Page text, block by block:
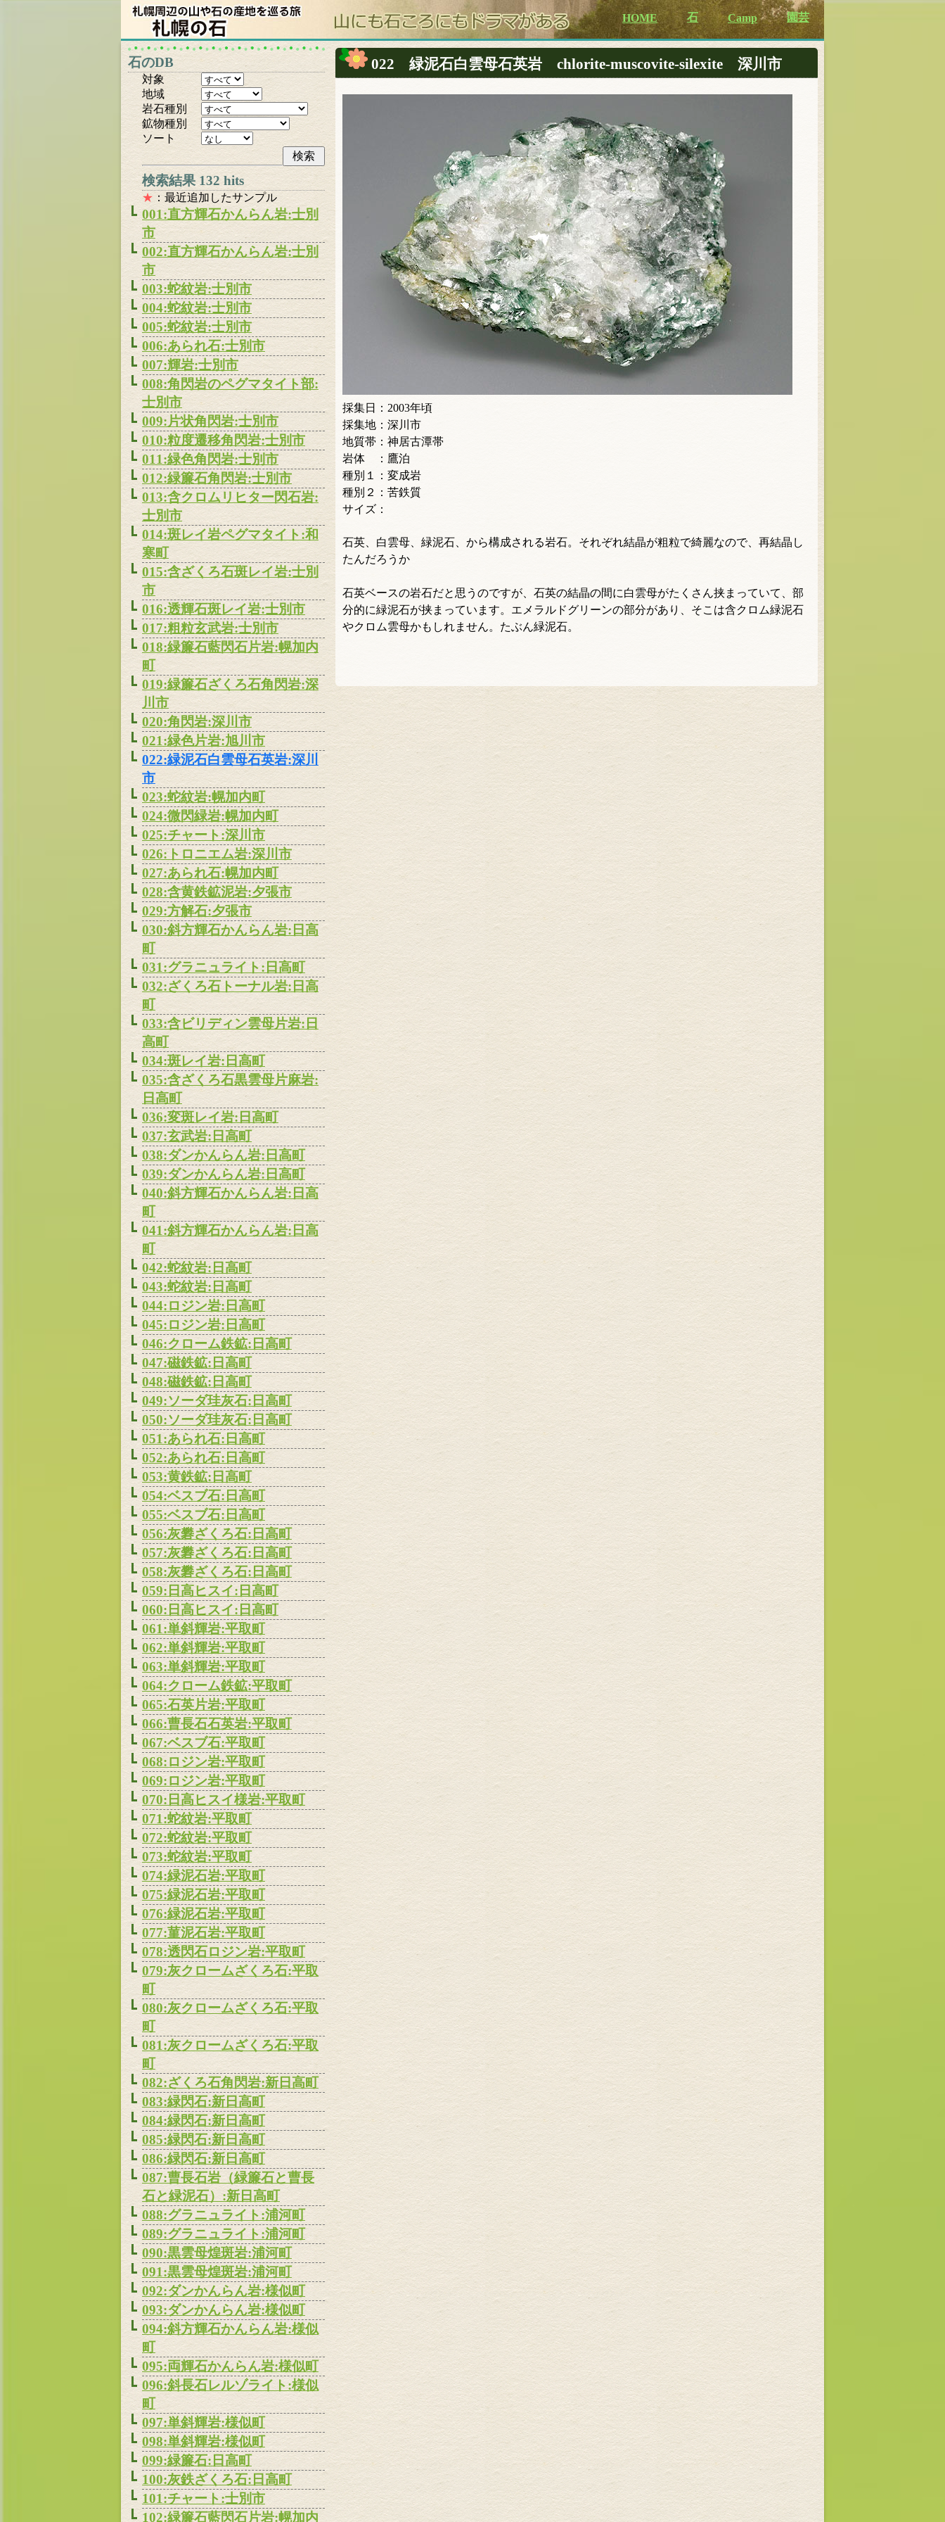
HOME 石 Camp 園芸
石のDB
対象
地域
岩石種別
鉱物種別
ソート
検索結果 132 hits
★ ：最近追加したサンプル
001:直方輝石かんらん岩:士別
市
002:直方輝石かんらん岩:士別
市
003:蛇紋岩:士別市
004:蛇紋岩:士別市
005:蛇紋岩:士別市
006:あられ石:士別市
007:輝岩:士別市
008:角閃岩のペグマタイト部:
士別市
009:片状角閃岩:士別市
010:粒度遷移角閃岩:士別市
011:緑色角閃岩:士別市
012:緑簾石角閃岩:士別市
013:含クロムリヒター閃石岩:
士別市
014:斑レイ岩ペグマタイト:和
寒町
015:含ざくろ石斑レイ岩:士別
市
016:透輝石斑レイ岩:士別市
017:粗粒玄武岩:士別市
018:緑簾石藍閃石片岩:幌加内
町
019:緑簾石ざくろ石角閃岩:深
川市
020:角閃岩:深川市
021:緑色片岩:旭川市
022:緑泥石白雲母石英岩:深川
市
023:蛇紋岩:幌加内町
024:微閃緑岩:幌加内町
025:チャート:深川市
026:トロニエム岩:深川市
027:あられ石:幌加内町
028:含黄鉄鉱泥岩:夕張市
029:方解石:夕張市
030:斜方輝石かんらん岩:日高
町
031:グラニュライト:日高町
032:ざくろ石トーナル岩:日高
町
033:含ビリディン雲母片岩:日
高町
034:斑レイ岩:日高町
035:含ざくろ石黒雲母片麻岩:
日高町
036:変斑レイ岩:日高町
037:玄武岩:日高町
038:ダンかんらん岩:日高町
039:ダンかんらん岩:日高町
040:斜方輝石かんらん岩:日高
町
041:斜方輝石かんらん岩:日高
町
042:蛇紋岩:日高町
043:蛇紋岩:日高町
044:ロジン岩:日高町
045:ロジン岩:日高町
046:クローム鉄鉱:日高町
047:磁鉄鉱:日高町
048:磁鉄鉱:日高町
049:ソーダ珪灰石:日高町
050:ソーダ珪灰石:日高町
051:あられ石:日高町
052:あられ石:日高町
053:黄鉄鉱:日高町
054:ベスブ石:日高町
055:ベスブ石:日高町
056:灰礬ざくろ石:日高町
057:灰礬ざくろ石:日高町
058:灰礬ざくろ石:日高町
059:日高ヒスイ:日高町
060:日高ヒスイ:日高町
061:単斜輝岩:平取町
062:単斜輝岩:平取町
063:単斜輝岩:平取町
064:クローム鉄鉱:平取町
065:石英片岩:平取町
066:曹長石石英岩:平取町
067:ベスブ石:平取町
068:ロジン岩:平取町
069:ロジン岩:平取町
070:日高ヒスイ様岩:平取町
071:蛇紋岩:平取町
072:蛇紋岩:平取町
073:蛇紋岩:平取町
074:緑泥石岩:平取町
075:緑泥石岩:平取町
076:緑泥石岩:平取町
077:菫泥石岩:平取町
078:透閃石ロジン岩:平取町
079:灰クロームざくろ石:平取
町
080:灰クロームざくろ石:平取
町
081:灰クロームざくろ石:平取
町
082:ざくろ石角閃岩:新日高町
083:緑閃石:新日高町
084:緑閃石:新日高町
085:緑閃石:新日高町
086:緑閃石:新日高町
087:曹長石岩（緑簾石と曹長
石と緑泥石）:新日高町
088:グラニュライト:浦河町
089:グラニュライト:浦河町
090:黒雲母煌斑岩:浦河町
091:黒雲母煌斑岩:浦河町
092:ダンかんらん岩:様似町
093:ダンかんらん岩:様似町
094:斜方輝石かんらん岩:様似
町
095:両輝石かんらん岩:様似町
096:斜長石レルゾライト:様似
町
097:単斜輝岩:様似町
098:単斜輝岩:様似町
099:緑簾石:日高町
100:灰鉄ざくろ石:日高町
101:チャート:士別市
102:緑簾石藍閃石片岩:幌加内
022 緑泥石白雲母石英岩 chlorite-muscovite-silexite 深川市
採集日：2003年頃
採集地：深川市
地質帯：神居古潭帯
岩体 ：鷹泊
種別１：変成岩
種別２：苦鉄質
サイズ：
石英、白雲母、緑泥石、から構成される岩石。それぞれ結晶が粗粒で綺麗なので、再結晶し
たんだろうか
石英ベースの岩石だと思うのですが、石英の結晶の間に白雲母がたくさん挟まっていて、部
分的に緑泥石が挟まっています。エメラルドグリーンの部分があり、そこは含クロム緑泥石
やクロム雲母かもしれません。たぶん緑泥石。